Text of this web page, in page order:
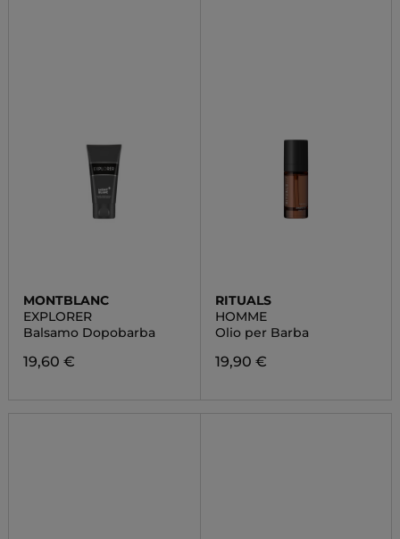
MONTBLANC
EXPLORER
Balsamo Dopobarba
19,60 €
RITUALS
HOMME
Olio per Barba
19,90 €